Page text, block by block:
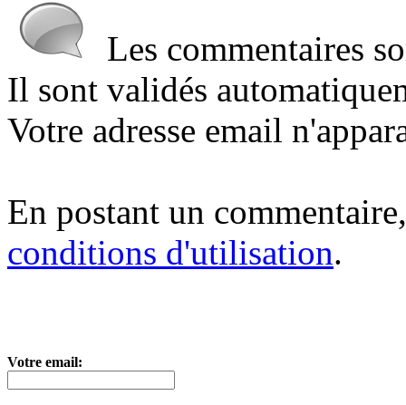
Les commentaires
Il sont validés
Votre adresse email
En postant un
conditions d'utilisation.
Votre email: